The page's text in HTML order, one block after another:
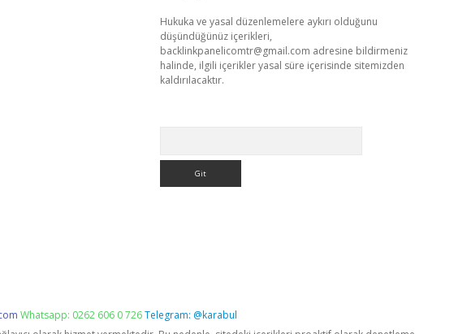
Hukuka ve yasal düzenlemelere aykırı olduğunu
düşündüğünüz içerikleri,
backlinkpanelicomtr@gmail.com adresine bildirmeniz
halinde, ilgili içerikler yasal süre içerisinde sitemizden
kaldırılacaktır.
Whatsapp: 0262 606 0 726Telegram: @karabul